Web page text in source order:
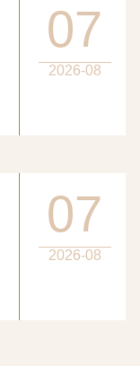
07
2026-08
07
2026-08